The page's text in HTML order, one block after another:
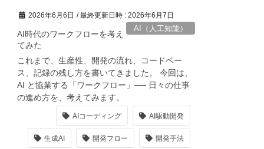
2026年6月6日 / 最終更新日時 :2026年6月7日
AI（人工知能）
AI時代のワークフローを考え
てみた
これまで、生産性、開発の流れ、コードベー
ス、記録の残し方を書いてきました。 今回は、
AI と協業する「ワークフロー」── 日々の仕事
の進め方を、考えてみます。
AIコーディング AI駆動開発
生成AI 開発フロー 開発手法